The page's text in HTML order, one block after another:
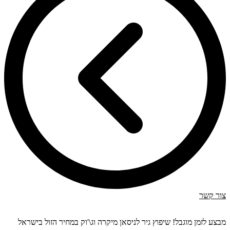
צור קשר
מבצע לזמן מוגבל! שיפוץ גיר לניסאן מיקרה וג\'וק במחיר הזול בישראל